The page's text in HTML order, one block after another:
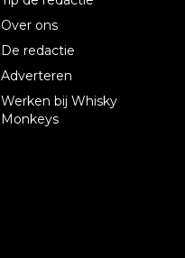
Over ons
De redactie
Adverteren
Werken bij Whisky
Monkeys